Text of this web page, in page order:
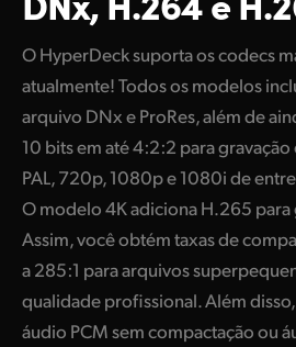
O HyperDeck suporta os codecs
atualmente! Todos os modelos
arquivo DNx e ProRes, além de
10 bits em até 4:2:2 para
PAL, 720p, 1080p e 1080i de
O modelo 4K adiciona H.265 para
Assim, você obtém taxas de
a 285:1 para arquivos
qualidade profissional. Além
áudio PCM sem compactação ou